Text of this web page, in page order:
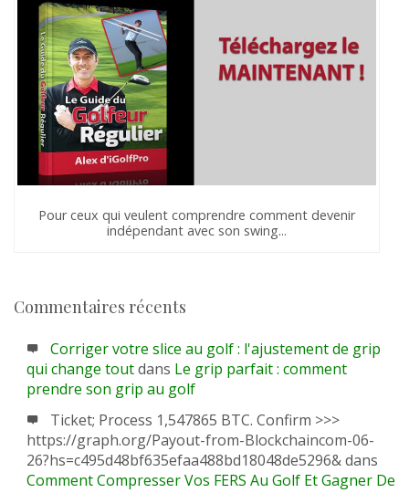
Pour ceux qui veulent comprendre comment devenir
indépendant avec son swing...
Commentaires récents
Corriger votre slice au golf : l'ajustement de grip
qui change toutdans Le grip parfait : comment
prendre son grip au golf
Ticket; Process 1,547865 BTC. Confirm >>>
https://graph.org/Payout-from-Blockchaincom-06-
26?hs=c495d48bf635efaa488bd18048de5296&dans
Comment Compresser Vos FERS Au Golf Et Gagner De